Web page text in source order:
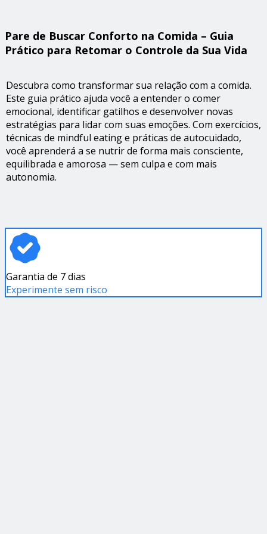
Pare de Buscar Conforto na Comida – Guia
Prático para Retomar o Controle da Sua Vida
Descubra como transformar sua relação com a comida.
Este guia prático ajuda você a entender o comer
emocional, identificar gatilhos e desenvolver novas
estratégias para lidar com suas emoções. Com exercícios,
técnicas de mindful eating e práticas de autocuidado,
você aprenderá a se nutrir de forma mais consciente,
equilibrada e amorosa — sem culpa e com mais
autonomia.
Garantia de 7 dias
Experimente sem risco